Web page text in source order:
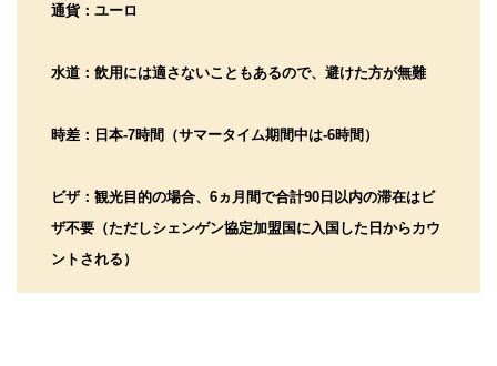
通貨：ユーロ
水道：飲用には適さないこともあるので、避けた方が無難
時差：日本-7時間（サマータイム期間中は-6時間）
ビザ：観光目的の場合、6ヵ月間で合計90日以内の滞在はビ
ザ不要（ただしシェンゲン協定加盟国に入国した日からカウ
ントされる）